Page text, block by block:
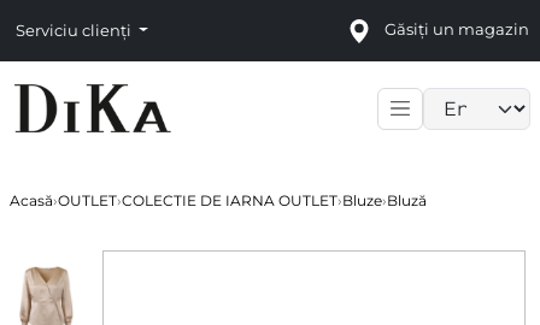
Serviciu clienți Găsiți un magazin
Acasă›OUTLET›COLECTIE DE IARNA OUTLET›Bluze›Bluză